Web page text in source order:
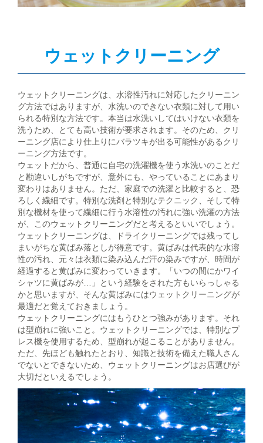
ウェットクリーニング
ウェットクリーニングは、水溶性汚れに対応したクリーニン
グ方法ではありますが、水洗いのできない衣類に対して用い
られる特別な方法です。本当は水洗いしてはいけない衣類を
洗うため、とても高い技術が要求されます。そのため、クリ
ーニング店により仕上りにバラツキが出る可能性があるクリ
ーニング方法です。
ウェットだから、普通に自宅の洗濯機を使う水洗いのことだ
と勘違いしがちですが、意外にも、やっていることにあまり
変わりはありません。ただ、家庭での洗濯と比較すると、恐
ろしく繊細です。特別な洗剤と特別なテクニック、そして特
別な機材を使って繊細に行う水溶性の汚れに強い洗濯の方法
が、このウェットクリーニングだと考えるといいでしょう。
ウェットクリーニングは、ドライクリーニングでは残ってし
まいがちな黄ばみ落としが得意です。黄ばみは代表的な水溶
性の汚れ、元々は衣類に染み込んだ汗の染みですが、時間が
経過すると黄ばみに変わっていきます。「いつの間にかワイ
シャツに黄ばみが…」という経験をされた方もいらっしゃる
かと思いますが、そんな黄ばみにはウェットクリーニングが
最適だと覚えておきましょう。
ウェットクリーニングにはもうひとつ強みがあります。それ
は型崩れに強いこと。ウェットクリーニングでは、特別なプ
レス機を使用するため、型崩れが起こることがありません。
ただ、先ほども触れたとおり、知識と技術を備えた職人さん
でないとできないため、ウェットクリーニングはお店選びが
大切だといえるでしょう。